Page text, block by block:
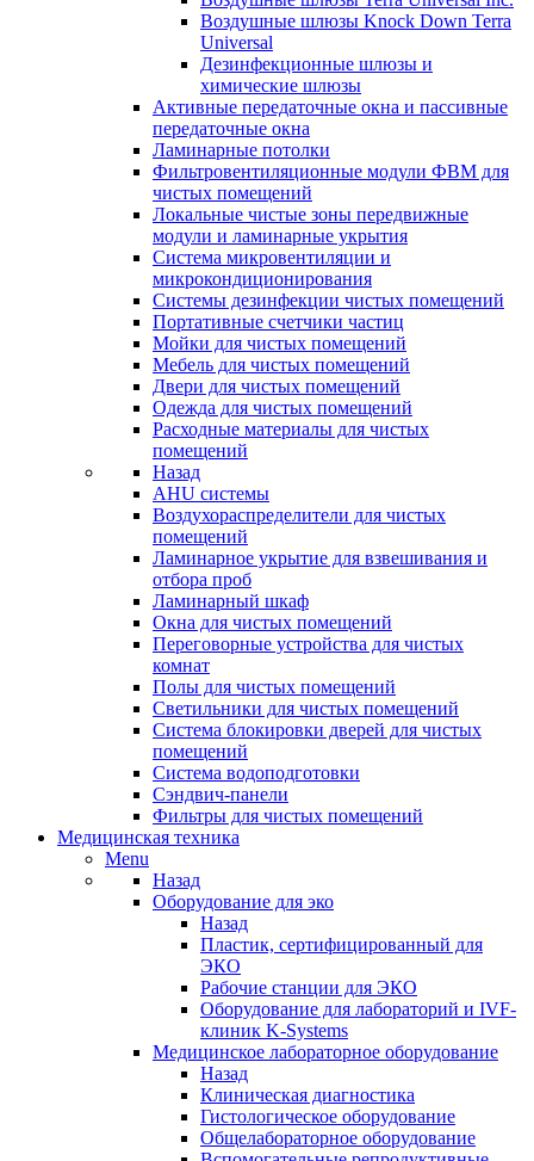
Воздушные шлюзы Knock Down Terra
Universal
Дезинфекционные шлюзы и
химические шлюзы
Активные передаточные окна и пассивные
передаточные окна
Ламинарные потолки
Фильтровентиляционные модули ФВМ для
чистых помещений
Локальные чистые зоны передвижные
модули и ламинарные укрытия
Система микровентиляции и
микрокондиционирования
Системы дезинфекции чистых помещений
Портативные счетчики частиц
Мойки для чистых помещений
Мебель для чистых помещений
Двери для чистых помещений
Одежда для чистых помещений
Расходные материалы для чистых
помещений
Назад
AHU системы
Воздухораспределители для чистых
помещений
Ламинарное укрытие для взвешивания и
отбора проб
Ламинарный шкаф
Окна для чистых помещений
Переговорные устройства для чистых
комнат
Полы для чистых помещений
Светильники для чистых помещений
Система блокировки дверей для чистых
помещений
Система водоподготовки
Сэндвич-панели
Фильтры для чистых помещений
Медицинская техника
Menu
Назад
Оборудование для эко
Назад
Пластик, сертифицированный для
ЭКО
Рабочие станции для ЭКО
Оборудование для лабораторий и IVF-
клиник K-Systems
Медицинское лабораторное оборудование
Назад
Клиническая диагностика
Гистологическое оборудование
Общелабораторное оборудование